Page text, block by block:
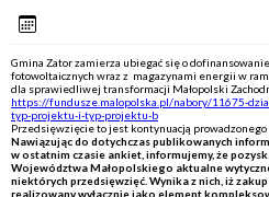
Gmina Zator zamierza ubiegać się o
fotowoltaicznych wraz z magazynami energii w
dla sprawiedliwej transformacji Małopolski
https://fundusze.malopolska.pl/nabory/11675-
typ-projektu-i-typ-projektu-b
Przedsięwzięcie to jest kontynuacją prowadzonego
Nawiązując do dotychczas publikowanych
w ostatnim czasie ankiet, informujemy, że
Województwa Małopolskiego aktualne
niektórych przedsięwzięć. Wynika z nich, iż
realizowany wyłącznie jako element